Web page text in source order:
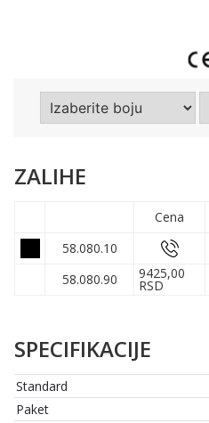
ZALIHE
Cena
58.080.10
58.080.90
9425,00
RSD
SPECIFIKACIJE
Standard
Paket